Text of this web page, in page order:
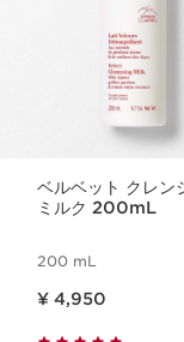
ベルベット クレン
ミルク 200mL
200 mL
¥ 4,950